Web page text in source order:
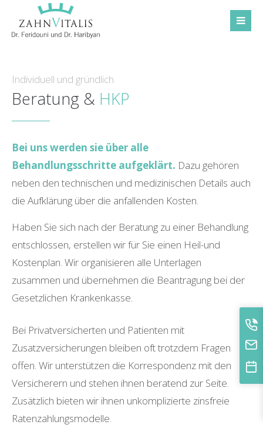
Individuell und gründlich
Beratung & HKP
Bei uns werden sie über alle
Behandlungsschritte aufgeklärt. Dazu gehören
neben den technischen und medizinischen Details auch
die Aufklärung über die anfallenden Kosten.
Haben Sie sich nach der Beratung zu einer Behandlung
entschlossen, erstellen wir für Sie einen Heil-und
Kostenplan. Wir organisieren alle Unterlagen
zusammen und übernehmen die Beantragung bei der
Gesetzlichen Krankenkasse.
Bei Privatversicherten und Patienten mit
Zusatzversicherungen bleiben oft trotzdem Fragen
offen. Wir unterstützen die Korrespondenz mit den
Versicherern und stehen ihnen beratend zur Seite.
Zusätzlich bieten wir ihnen unkomplizierte zinsfreie
Ratenzahlungsmodelle.